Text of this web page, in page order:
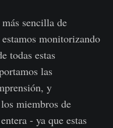
sencilla de
monitorizando
todas estas
las
y
miembros de
- ya que estas